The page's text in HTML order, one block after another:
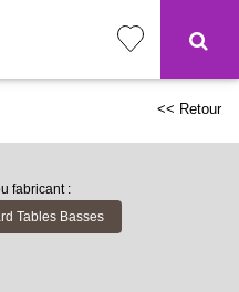
<< Retour
fabricant :
Tables Basses